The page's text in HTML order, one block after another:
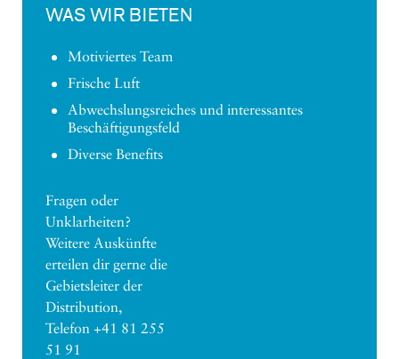
WAS WIR BIETEN
Motiviertes Team
Frische Luft
Abwechslungsreiches und interessantes
Beschäftigungsfeld
Diverse Benefits
Fragen oder
Unklarheiten?
Weitere Auskünfte
erteilen dir gerne die
Gebietsleiter der
Distribution,
Telefon +41 81 255
51 91